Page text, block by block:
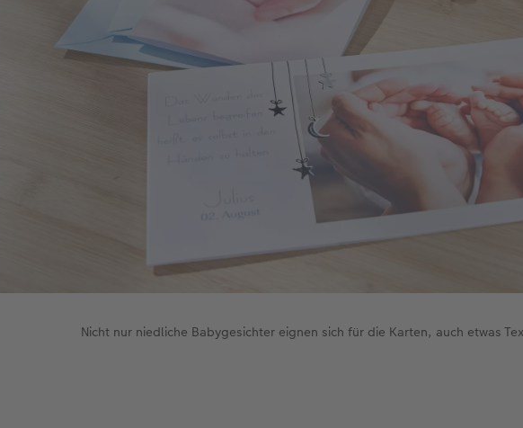
Nicht nur niedliche Babygesichter eignen sich für die Karten, auch etwas